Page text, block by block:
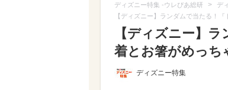
ディズニー特集 -ウレぴあ総研 > デ
【ディズニー】ランダムで当たる！
【ディズニー】
着とお箸がめっち
ディズニー特集